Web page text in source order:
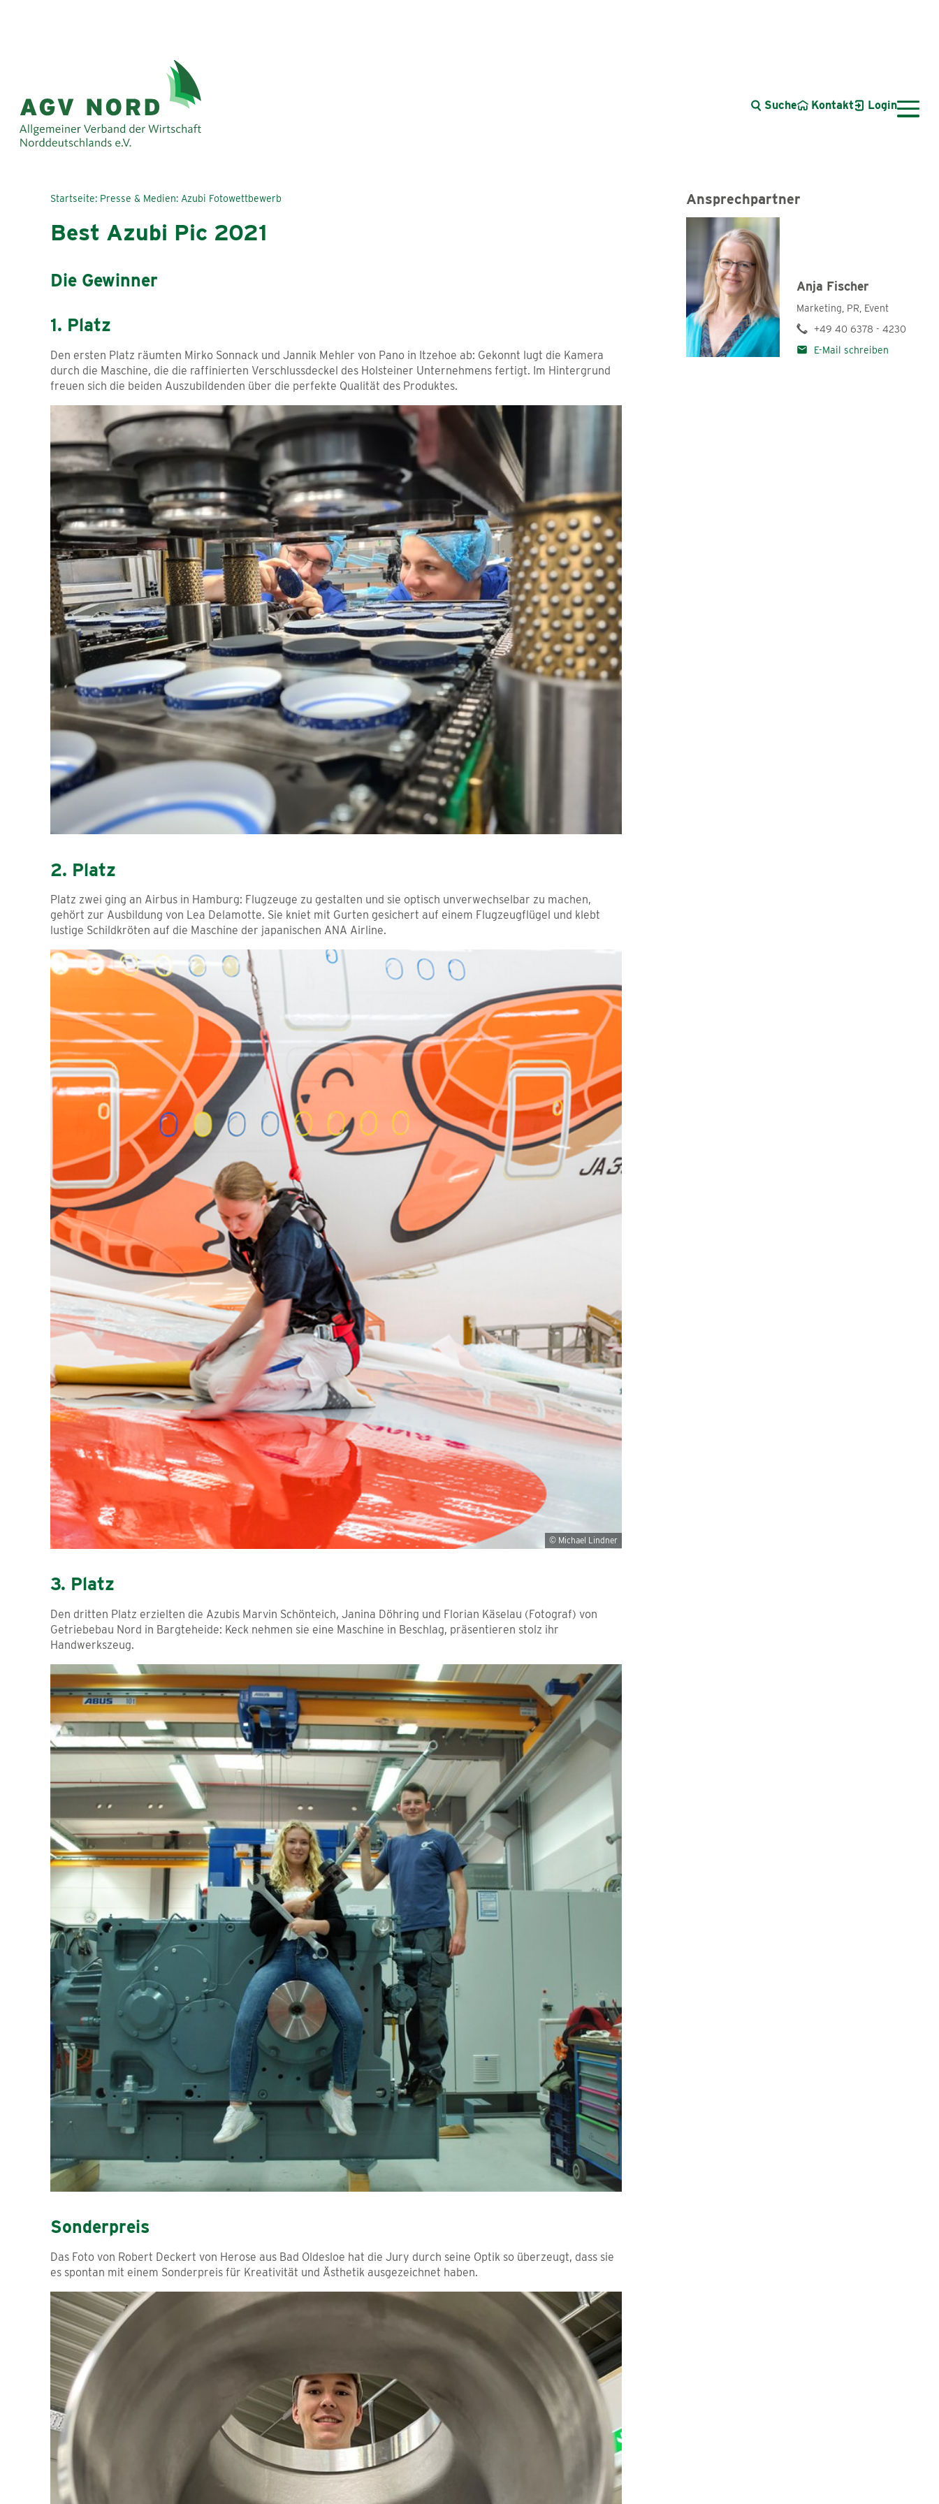
Suche Kontakt Login
Azubi Fotowettbewerb
Best Azubi Pic 2021
Best Azubi Pic 2022
Best Azubi Pic 2023
Startseite Presse & Medien Azubi Fotowettbewerb
Best Azubi Pic 2021
Die Gewinner
1. Platz
Den ersten Platz räumten Mirko Sonnack und Jannik Mehler von Pano in Itzehoe ab: Gekonnt lugt die Kamera
durch die Maschine, die die raffinierten Verschlussdeckel des Holsteiner Unternehmens fertigt. Im Hintergrund
freuen sich die beiden Auszubildenden über die perfekte Qualität des Produktes.
2. Platz
Platz zwei ging an Airbus in Hamburg: Flugzeuge zu gestalten und sie optisch unverwechselbar zu machen,
gehört zur Ausbildung von Lea Delamotte. Sie kniet mit Gurten gesichert auf einem Flugzeugflügel und klebt
lustige Schildkröten auf die Maschine der japanischen ANA Airline.
© Michael Lindner
3. Platz
Den dritten Platz erzielten die Azubis Marvin Schönteich, Janina Döhring und Florian Käselau (Fotograf) von
Getriebebau Nord in Bargteheide: Keck nehmen sie eine Maschine in Beschlag, präsentieren stolz ihr
Handwerkszeug.
Sonderpreis
Das Foto von Robert Deckert von Herose aus Bad Oldesloe hat die Jury durch seine Optik so überzeugt, dass sie
es spontan mit einem Sonderpreis für Kreativität und Ästhetik ausgezeichnet haben.
Ansprechpartner
Anja Fischer
Marketing, PR, Event
+49 40 6378 - 4230
E-Mail schreiben